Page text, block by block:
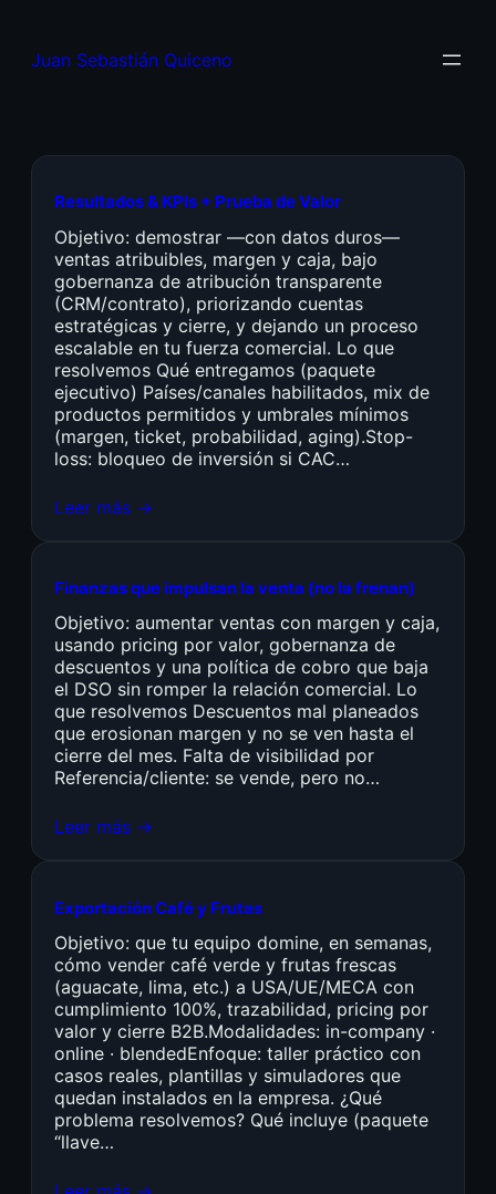
Juan Sebastián Quiceno
Resultados & KPIs + Prueba de Valor
Objetivo: demostrar —con datos duros—
ventas atribuibles, margen y caja, bajo
gobernanza de atribución transparente
(CRM/contrato), priorizando cuentas
estratégicas y cierre, y dejando un proceso
escalable en tu fuerza comercial. Lo que
resolvemos Qué entregamos (paquete
ejecutivo) Países/canales habilitados, mix de
productos permitidos y umbrales mínimos
(margen, ticket, probabilidad, aging).Stop-
loss: bloqueo de inversión si CAC…
Leer más →
Finanzas que impulsan la venta (no la frenan)
Objetivo: aumentar ventas con margen y caja,
usando pricing por valor, gobernanza de
descuentos y una política de cobro que baja
el DSO sin romper la relación comercial. Lo
que resolvemos Descuentos mal planeados
que erosionan margen y no se ven hasta el
cierre del mes. Falta de visibilidad por
Referencia/cliente: se vende, pero no…
Leer más →
Exportación Café y Frutas
Objetivo: que tu equipo domine, en semanas,
cómo vender café verde y frutas frescas
(aguacate, lima, etc.) a USA/UE/MECA con
cumplimiento 100%, trazabilidad, pricing por
valor y cierre B2B.Modalidades: in-company ·
online · blendedEnfoque: taller práctico con
casos reales, plantillas y simuladores que
quedan instalados en la empresa. ¿Qué
problema resolvemos? Qué incluye (paquete
“llave…